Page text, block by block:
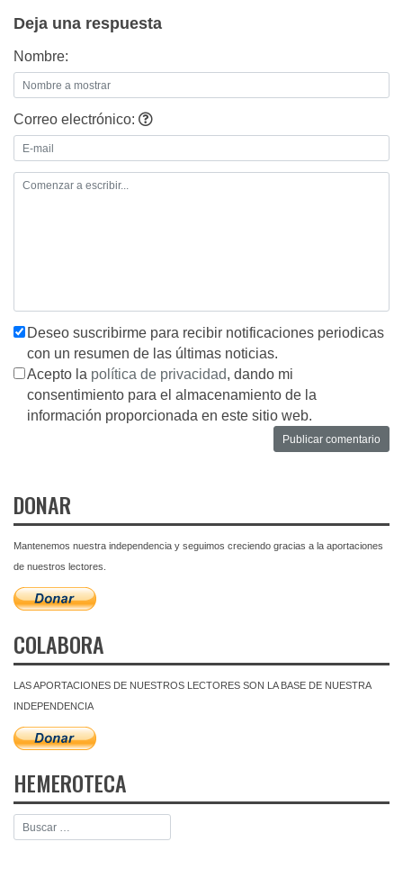
Deja una respuesta
Nombre:
Correo electrónico:
Deseo suscribirme para recibir notificaciones periodicas
con un resumen de las últimas noticias.
Acepto la política de privacidad, dando mi
consentimiento para el almacenamiento de la
información proporcionada en este sitio web.
DONAR
Mantenemos nuestra independencia y seguimos creciendo gracias a la aportaciones
de nuestros lectores.
COLABORA
LAS APORTACIONES DE NUESTROS LECTORES SON LA BASE DE NUESTRA
INDEPENDENCIA
HEMEROTECA